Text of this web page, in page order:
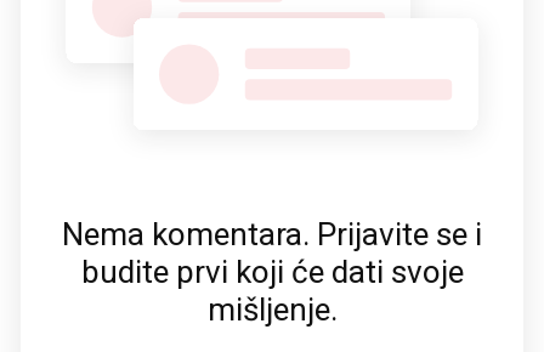
Nema komentara. Prijavite se i
budite prvi koji će dati svoje
mišljenje.